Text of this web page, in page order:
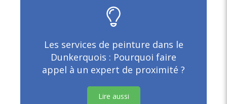
Les services de peinture dans le
Dunkerquois : Pourquoi faire
appel à un expert de proximité ?
Lire aussi